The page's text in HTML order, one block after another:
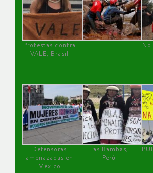
Protestas contra
VALE, Brasil
Defensoras
amenazadas en
México
Las Bambas,
Perú